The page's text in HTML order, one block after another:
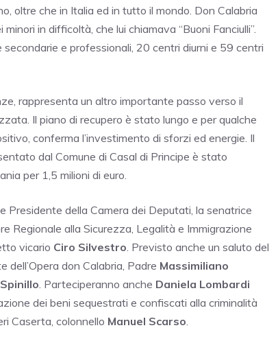
oltre che in Italia ed in tutto il mondo. Don Calabria
in difficoltà, che lui chiamava “Buoni Fanciulli”.
e professionali, 20 centri diurni e 59 centri
rappresenta un altro importante passo verso il
Il piano di recupero è stato lungo e per qualche
conferma l’investimento di sforzi ed energie. Il
dal Comune di Casal di Principe è stato
per 1,5 milioni di euro.
Presidente della Camera dei Deputati, la senatrice
Regionale alla Sicurezza, Legalità e Immigrazione
vicario Ciro Silvestro. Previsto anche un saluto del
dell’Opera don Calabria, Padre Massimiliano
. Parteciperanno anche Daniela Lombardi
dei beni sequestrati e confiscati alla criminalità
Caserta, colonnello Manuel Scarso.